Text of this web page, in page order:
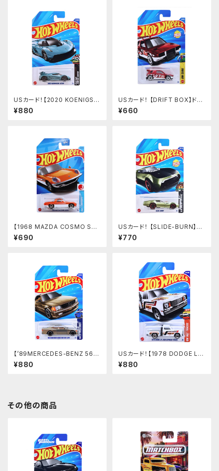
USカード！【2020 KOENIGSE
GG JESKO】MET.BULE
¥880
USカード！ 【DRIFT BOX】ドリ
フトボックス
¥660
【1968 MAZDA COSMO SP
ORT】オレンジ
¥690
USカード！ 【SLIDE-BURN】グ
リーン
¥770
【’89MERCEDES-BENZ 560
SEC AMG】シルバーゴールド
¥880
USカード！【1978 DODGE L
I'L RED EXPRESS TRUCK】
ホワイト
¥880
その他の商品